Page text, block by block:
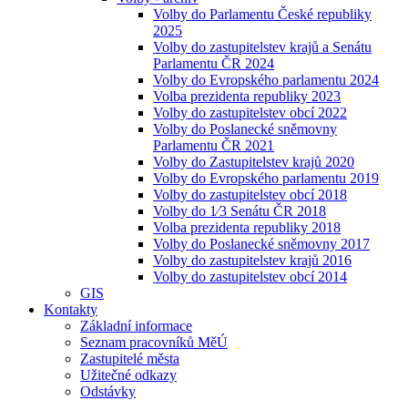
Volby do Parlamentu České republiky
2025
Volby do zastupitelstev krajů a Senátu
Parlamentu ČR 2024
Volby do Evropského parlamentu 2024
Volba prezidenta republiky 2023
Volby do zastupitelstev obcí 2022
Volby do Poslanecké sněmovny
Parlamentu ČR 2021
Volby do Zastupitelstev krajů 2020
Volby do Evropského parlamentu 2019
Volby do zastupitelstev obcí 2018
Volby do 1⁄3 Senátu ČR 2018
Volba prezidenta republiky 2018
Volby do Poslanecké sněmovny 2017
Volby do zastupitelstev krajů 2016
Volby do zastupitelstev obcí 2014
GIS
Kontakty
Základní informace
Seznam pracovníků MěÚ
Zastupitelé města
Užitečné odkazy
Odstávky